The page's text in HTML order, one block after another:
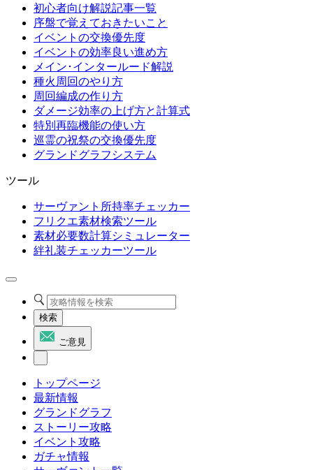
初心者向け解説記事一覧
序盤で覚えておきたいこと
イベントの交換優先度
イベントの効率良い進め方
メイン･インタールード解説
種火周回のやり方
周回編成の作り方
ダメージ効率の上げ方と計算式
特別再臨機能の使い方
巡霊の祝祭の交換優先度
グランドグラフシステム
ツール
サーヴァント所持率チェッカー
フリクエ素材検索ツール
素材必要数計算シミュレーター
絆礼装チェッカーツール
検索
ご意見
トップページ
最新情報
グランドグラフ
ストーリー攻略
イベント攻略
ガチャ情報